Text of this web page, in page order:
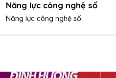
Năng lực công nghệ số
Năng lực công nghệ số